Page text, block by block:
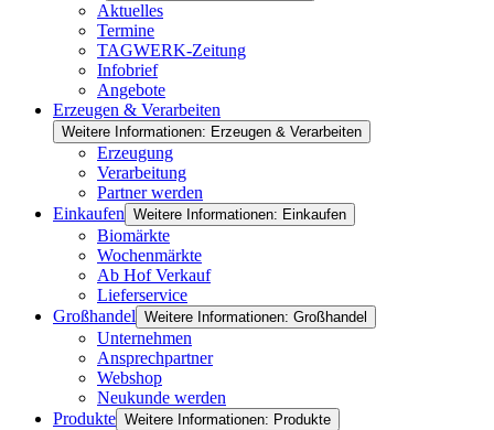
Aktuelles
Termine
TAGWERK-Zeitung
Infobrief
Angebote
Erzeugen & Verarbeiten
Weitere Informationen: Erzeugen & Verarbeiten
Erzeugung
Verarbeitung
Partner werden
Einkaufen Weitere Informationen: Einkaufen
Biomärkte
Wochenmärkte
Ab Hof Verkauf
Lieferservice
Großhandel Weitere Informationen: Großhandel
Unternehmen
Ansprechpartner
Webshop
Neukunde werden
Produkte Weitere Informationen: Produkte